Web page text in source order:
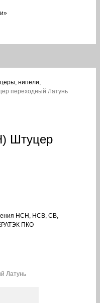
нипели,
переходный Латунь
Штуцер
НСН, НСВ, СВ,
ПКО
Латунь